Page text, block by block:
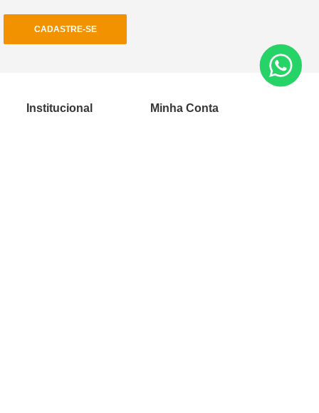
CADASTRE-SE
Institucional Minha Conta